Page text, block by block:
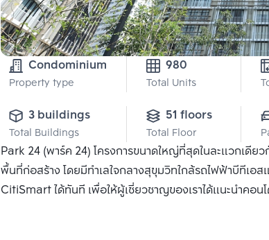
Condominium
Property type
980
Total Units
3 buildings
Total Buildings
51 floors
Total Floor
Park 24 (พาร์ค 24) โครงการขนาดใหญ่ที่สุดในละแวกเดี
พื้นที่ก่อสร้าง โดยมีทำเลใจกลางสุขุมวิทใกล้รถไฟฟ้าบีทีเอ
CitiSmart ได้ทันที เพื่อให้ผู้เชี่ยวชาญของเราได้แนะนำคอน